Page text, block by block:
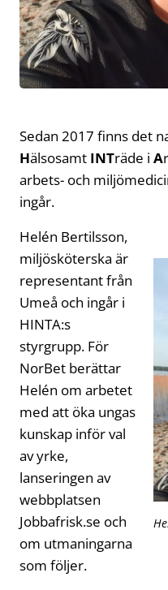
Sedan 2017 finns det
Hälsosamt INTräde i A
arbets- och
ingår.
Helén Bertilsson,
miljösköterska är
representant från
Umeå och ingår i
HINTA:s
styrgrupp. För
NorBet berättar
Helén om arbetet
med att öka ungas
kunskap inför val
av yrke,
lanseringen av
webbplatsen
Jobbafrisk.se och
om utmaningarna
som följer.